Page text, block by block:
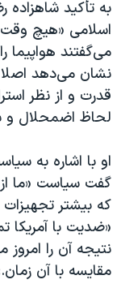
به تأکید
اسلامی «هیچ
می‌گفتند هواپیما
نشان می‌دهد
قدرت و از نظر
لحاظ اضمحلال و
او با اشاره به
گفت سیاست «ما
که بیشتر
«ضدیت با آمریکا
نتیجه آن را امروز
مقایسه با آن